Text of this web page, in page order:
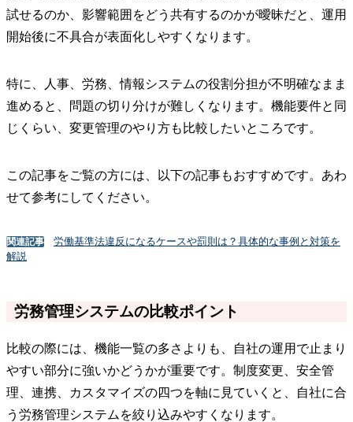
試せるのか、影響範囲をどう共有するのかが曖昧だと、運用
開始後に不具合が表面化しやすくなります。
特に、人事、労務、情報システムの役割分担が不明確なまま
進めると、問題の切り分けが難しくなります。機能要件と同
じくらい、変更管理のやり方も比較したいところです。
この記事をご覧の方には、以下の記事もおすすめです。あわ
せて参考にしてください。
関連記事
労働基準法違反になるケースや罰則は？具体的な事例と対策を
解説
労務管理システムの比較ポイント
比較の際には、機能一覧の多さよりも、自社の運用で止まり
やすい部分に強いかどうかが重要です。制度変更、安全管
理、連携、カスタマイズの四つを軸に見ていくと、自社に合
う労務管理システムを絞り込みやすくなります。